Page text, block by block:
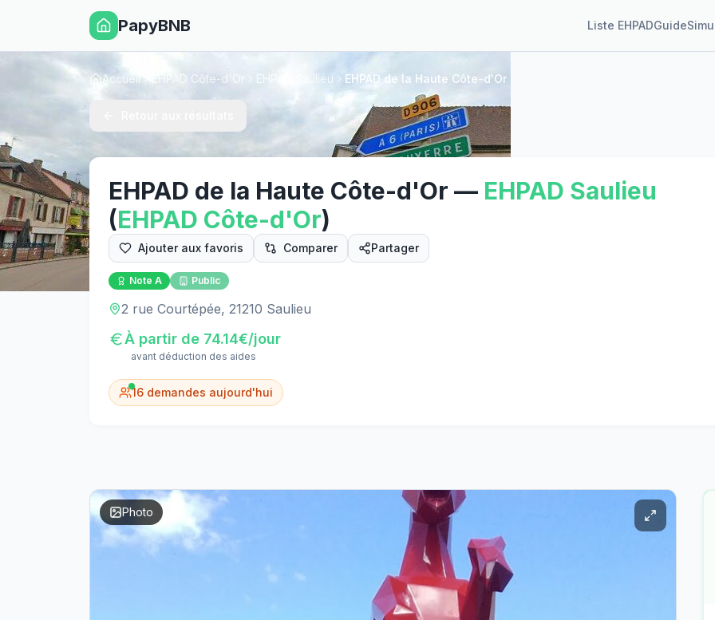
PapyBNB Liste EHPADGuide
Accueil EHPAD Côte-d'Or EHPAD Saulieu EHPAD de la Haute Côte-d'Or
EHPAD de la Haute Côte-d'Or — EHPAD Saulieu
(EHPAD Côte-d'Or)
Ajouter aux favoris Comparer Partager
Note A Public
2 rue Courtépée, 21210 Saulieu
À partir de 74.14€/jour
avant déduction des aides
16 demandes aujourd'hui
Photo